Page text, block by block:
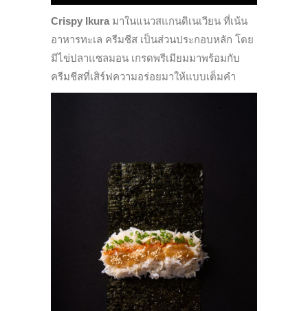
Crispy Ikura มาในแนวสแกนดิเนเวียน ที่เน้น
อาหารทะเล ครีมชีส เป็นส่วนประกอบหลัก โดย
มีไข่ปลาแซลมอน เกรดพรีเมียมมาพร้อมกับ
ครีมชีสที่เสิร์ฟความอร่อยมาให้แบบเต็มคำ